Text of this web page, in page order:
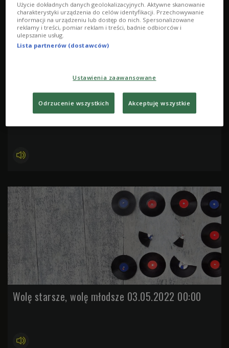
Wolę starsze, wolę młodsze 10.05.2022 00:00
Wolę starsze, wolę młodsze 03.05.2022 00:00
Użycie dokładnych danych geolokalizacyjnych. Aktywne skanowanie
charakterystyki urządzenia do celów identyfikacji. Przechowywanie
informacji na urządzeniu lub dostęp do nich. Spersonalizowane
reklamy i treści, pomiar reklam i treści, badnie odbiorców i
ulepszanie usług.
Lista partnerów (dostawców)
Ustawienia zaawansowane
Odrzucenie wszystkich Akceptuję wszystkie